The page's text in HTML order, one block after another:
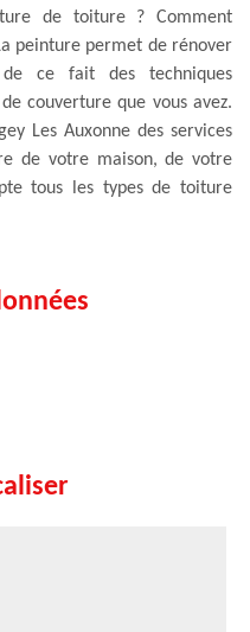
de toiture ? Comment
peinture permet de rénover
ce fait des techniques
couverture que vous avez.
Les Auxonne des services
de votre maison, de votre
tous les types de toiture